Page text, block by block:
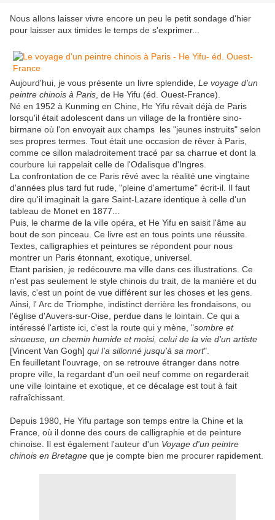
Nous allons laisser vivre encore un peu le petit sondage d'hier
pour laisser aux timides le temps de s'exprimer...
Aujourd'hui, je vous présente un livre splendide, Le voyage d'un
peintre chinois à Paris , de He Yifu (éd. Ouest-France).
Né en 1952 à Kunming en Chine, He Yifu rêvait déjà de Paris
lorsqu'il était adolescent dans un village de la frontière sino-
birmane où l'on envoyait aux champs les "jeunes instruits" selon
ses propres termes. Tout était une occasion de rêver à Paris,
comme ce sillon maladroitement tracé par sa charrue et dont la
courbure lui rappelait celle de l'Odalisque d'Ingres.
La confrontation de ce Paris rêvé avec la réalité une vingtaine
d'années plus tard fut rude, "pleine d'amertume" écrit-il. Il faut
dire qu'il imaginait la gare Saint-Lazare identique à celle d'un
tableau de Monet en 1877...
Puis, le charme de la ville opéra, et He Yifu en saisit l'âme au
bout de son pinceau. Ce livre est en tous points une réussite.
Textes, calligraphies et peintures se répondent pour nous
montrer un Paris étonnant, exotique, universel.
Etant parisien, je redécouvre ma ville dans ces illustrations. Ce
n'est pas seulement le style chinois du trait, de la manière et du
lavis, c'est un point de vue différent sur les choses et les gens.
Ainsi, l' Arc de Triomphe, indistinct derrière les frondaisons, ou
l'église d'Auvers-sur-Oise, perdue dans le lointain. Ce qui a
intéressé l'artiste ici, c'est la route qui y mène, "sombre et
sinueuse, un chemin humide et moisi, celui de la vie d'un artiste
[Vincent Van Gogh] qui l'a sillonné jusqu'à sa mort".
En feuilletant l'ouvrage, on se retrouve étranger dans notre
propre ville, la regardant d'un oeil neuf comme on regarderait
une ville lointaine et exotique, et ce décalage est tout à fait
rafraîchissant.
Depuis 1980, He Yifu partage son temps entre la Chine et la
France, où il donne des cours de calligraphie et de peinture
chinoise. Il est également l'auteur d'un Voyage d'un peintre
chinois en Bretagne que je compte bien me procurer rapidement.